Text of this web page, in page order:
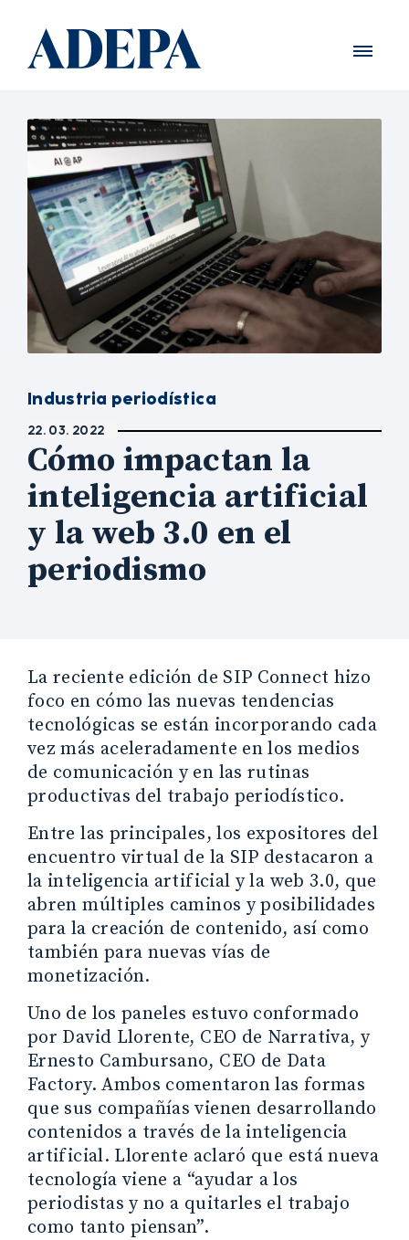
Industria periodística
22. 03. 2022
Cómo impactan la
inteligencia artificial
y la web 3.0 en el
periodismo
La reciente edición de SIP Connect hizo
foco en cómo las nuevas tendencias
tecnológicas se están incorporando cada
vez más aceleradamente en los medios
de comunicación y en las rutinas
productivas del trabajo periodístico.
Entre las principales, los expositores del
encuentro virtual de la SIP destacaron a
la inteligencia artificial y la web 3.0, que
abren múltiples caminos y posibilidades
para la creación de contenido, así como
también para nuevas vías de
monetización.
Uno de los paneles estuvo conformado
por David Llorente, CEO de Narrativa, y
Ernesto Cambursano, CEO de Data
Factory. Ambos comentaron las formas
que sus compañías vienen desarrollando
contenidos a través de la inteligencia
artificial. Llorente aclaró que está nueva
tecnología viene a “ayudar a los
periodistas y no a quitarles el trabajo
como tanto piensan”.